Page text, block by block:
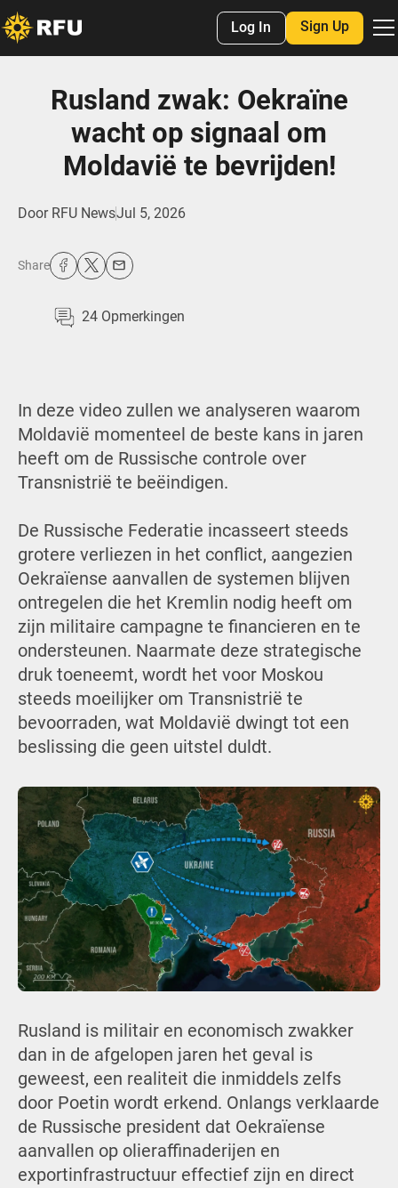
Log In Sign Up
Rusland zwak: Oekraïne
wacht op signaal om
Moldavië te bevrijden!
Door RFU NewsJul 5, 2026
Share
24 Opmerkingen
In deze video zullen we analyseren waarom
Moldavië momenteel de beste kans in jaren
heeft om de Russische controle over
Transnistrië te beëindigen.
De Russische Federatie incasseert steeds
grotere verliezen in het conflict, aangezien
Oekraïense aanvallen de systemen blijven
ontregelen die het Kremlin nodig heeft om
zijn militaire campagne te financieren en te
ondersteunen. Naarmate deze strategische
druk toeneemt, wordt het voor Moskou
steeds moeilijker om Transnistrië te
bevoorraden, wat Moldavië dwingt tot een
beslissing die geen uitstel duldt.
Rusland is militair en economisch zwakker
dan in de afgelopen jaren het geval is
geweest, een realiteit die inmiddels zelfs
door Poetin wordt erkend. Onlangs verklaarde
de Russische president dat Oekraïense
aanvallen op olieraffinaderijen en
exportinfrastructuur effectief zijn en direct